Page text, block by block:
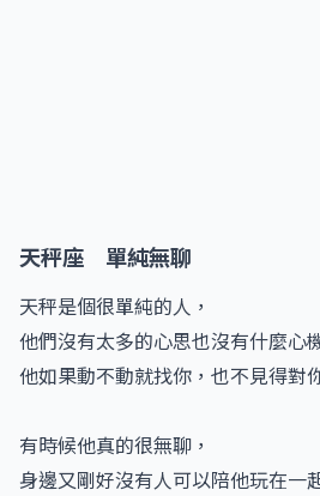
天秤座 單純無聊
天秤是個很單純的人，
他們沒有太多的心思也沒有什麼心
他如果動不動就找你，也不見得對
有時候他真的很無聊，
身邊又剛好沒有人可以陪他玩在一